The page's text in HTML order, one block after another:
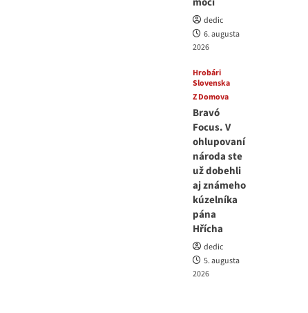
dedic
6. augusta
2026
Hrobári
Slovenska
Z Domova
Bravó
Focus. V
ohlupovaní
národa ste
už dobehli
aj známeho
kúzelníka
pána
Hřícha
dedic
5. augusta
2026